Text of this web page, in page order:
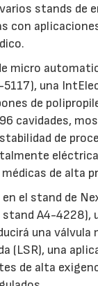
stands de
con
micro
5117), una
de
cavidades,
de
de alta
el stand de
stand A4-4228),
una válvula
(LSR), una
de alta